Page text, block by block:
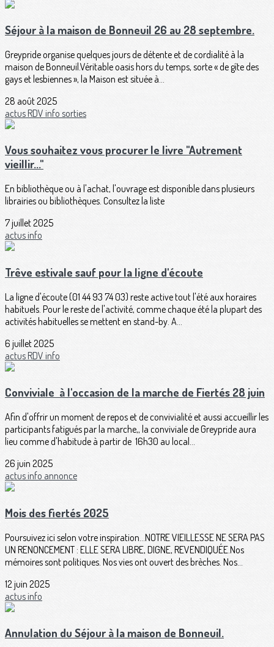
Séjour à la maison de Bonneuil 26 au 28 septembre.
Greypride organise quelques jours de détente et de cordialité à la
maison de Bonneuil.Véritable oasis hors du temps, sorte « de gîte des
gays et lesbiennes », la Maison est située à...
28 août 2025
actusRDV info sorties
Vous souhaitez vous procurer le livre "Autrement
vieillir..."
En bibliothèque ou à l'achat, l'ouvrage est disponible dans plusieurs
librairies ou bibliothèques. Consultez la liste
7 juillet 2025
actus info
Trêve estivale sauf pour la ligne d'écoute
La ligne d'écoute (01 44 93 74 03) reste active tout l'été aux horaires
habituels. Pour le reste de l'activité, comme chaque été la plupart des
activités habituelles se mettent en stand-by. A...
6 juillet 2025
actusRDV info
Conviviale à l'occasion de la marche de Fiertés 28 juin
Afin d'offrir un moment de repos et de convivialité et aussi accueillir les
participants fatigués par la marche,, la conviviale de Greypride aura
lieu comme d'habitude à partir de 16h30 au local...
26 juin 2025
actusinfo annonce
Mois des fiertés 2025
Poursuivez ici selon votre inspiration...NOTRE VIEILLESSE NE SERA PAS
UN RENONCEMENT : ELLE SERA LIBRE, DIGNE, REVENDIQUÉE.Nos
mémoires sont politiques. Nos vies ont ouvert des brèches. Nos...
12 juin 2025
actusinfo
Annulation du Séjour à la maison de Bonneuil.